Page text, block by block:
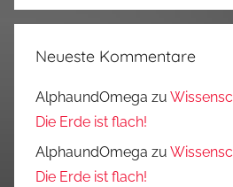
Neueste Kommentare
AlphaundOmega zu
Die Erde ist flach!
AlphaundOmega zu
Die Erde ist flach!